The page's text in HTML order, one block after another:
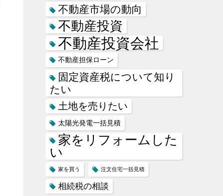
不動産市場の動向
不動産投資
不動産投資会社
不動産担保ローン
固定資産税について知り
たい
土地を売りたい
太陽光発電一括見積
家をリフォームした
い
家を買う 注文住宅一括見積
相続税の相談